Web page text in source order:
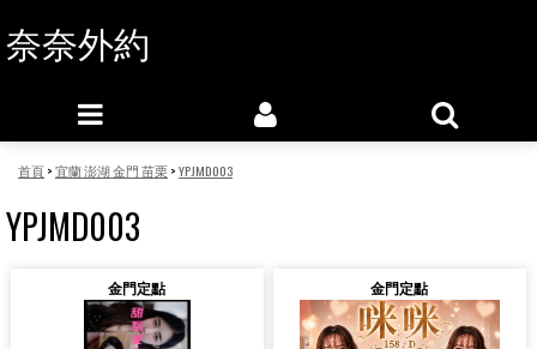
奈奈外約
首頁>宜蘭 澎湖 金門 苗栗>YPJMD003
YPJMD003
金門定點 金門定點